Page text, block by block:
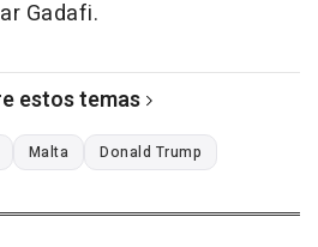
Gadafi.
estos temas
Malta Donald Trump